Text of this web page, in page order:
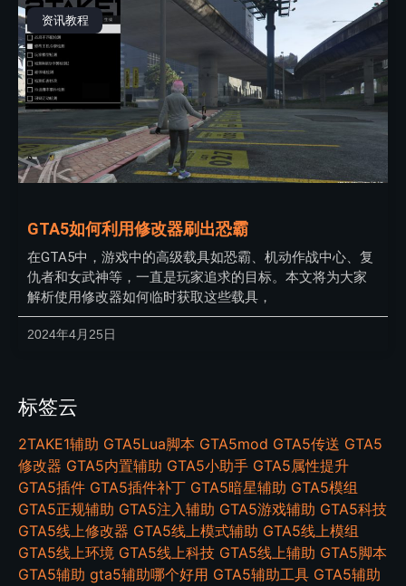
资讯教程
GTA5如何利用修改器刷出恐霸
在GTA5中，游戏中的高级载具如恐霸、机动作战中心、复
仇者和女武神等，一直是玩家追求的目标。本文将为大家
解析使用修改器如何临时获取这些载具，
2024年4月25日
标签云
2TAKE1辅助 GTA5Lua脚本 GTA5mod GTA5传送 GTA5
修改器 GTA5内置辅助 GTA5小助手 GTA5属性提升
GTA5插件 GTA5插件补丁 GTA5暗星辅助 GTA5模组
GTA5正规辅助 GTA5注入辅助 GTA5游戏辅助 GTA5科技
GTA5线上修改器 GTA5线上模式辅助 GTA5线上模组
GTA5线上环境 GTA5线上科技 GTA5线上辅助 GTA5脚本
GTA5辅助 gta5辅助哪个好用 GTA5辅助工具 GTA5辅助